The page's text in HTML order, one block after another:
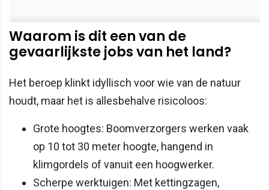
Waarom is dit een van de
gevaarlijkste jobs van het land?
Het beroep klinkt idyllisch voor wie van de natuur
houdt, maar het is allesbehalve risicoloos:
Grote hoogtes: Boomverzorgers werken vaak
op 10 tot 30 meter hoogte, hangend in
klimgordels of vanuit een hoogwerker.
Scherpe werktuigen: Met kettingzagen,